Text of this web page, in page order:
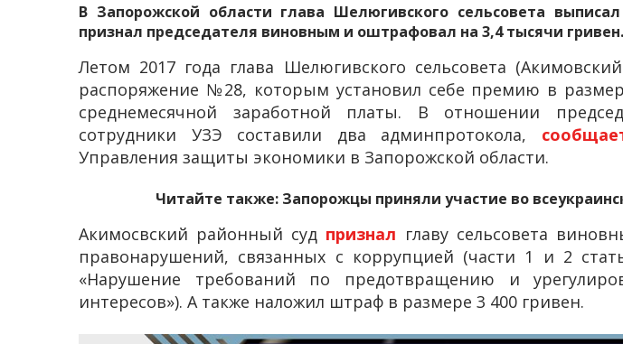
В Запорожской области глава Шелюгивского сельсовета
признал председателя виновным и оштрафовал на 3,4 тысячи гривен.
Летом 2017 года глава Шелюгивского сельсовета
распоряжение №28, которым установил себе премию в
среднемесячной заработной платы. В отношении
сотрудники УЗЭ составили два админпротокола,
Управления защиты экономики в Запорожской области.
Читайте также: Запорожцы приняли участие во
Акимосвский районный суд признал главу сельсовета
правонарушений, связанных с коррупцией (части 1 и 2
«Нарушение требований по предотвращению и
интересов»). А также наложил штраф в размере 3 400 гривен.